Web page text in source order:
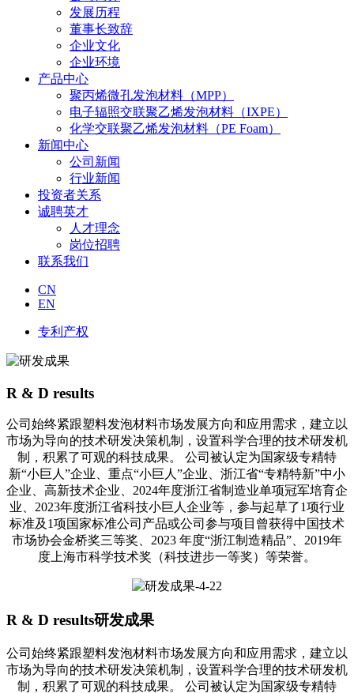
发展历程
董事长致辞
企业文化
企业环境
产品中心
聚丙烯微孔发泡材料（MPP）
电子辐照交联聚乙烯发泡材料（IXPE）
化学交联聚乙烯发泡材料（PE Foam）
新闻中心
公司新闻
行业新闻
投资者关系
诚聘英才
人才理念
岗位招聘
联系我们
CN
EN
专利产权
R & D results
公司始终紧跟塑料发泡材料市场发展方向和应用需求，建立以
市场为导向的技术研发决策机制，设置科学合理的技术研发机
制，积累了可观的科技成果。 公司被认定为国家级专精特
新“小巨人”企业、重点“小巨人”企业、浙江省“专精特新”中小
企业、高新技术企业、2024年度浙江省制造业单项冠军培育企
业、2023年度浙江省科技小巨人企业等，参与起草了1项行业
标准及1项国家标准公司产品或公司参与项目曾获得中国技术
市场协会金桥奖三等奖、2023 年度“浙江制造精品”、2019年
度上海市科学技术奖（科技进步一等奖）等荣誉。
R & D results研发成果
公司始终紧跟塑料发泡材料市场发展方向和应用需求，建立以
市场为导向的技术研发决策机制，设置科学合理的技术研发机
制，积累了可观的科技成果。 公司被认定为国家级专精特